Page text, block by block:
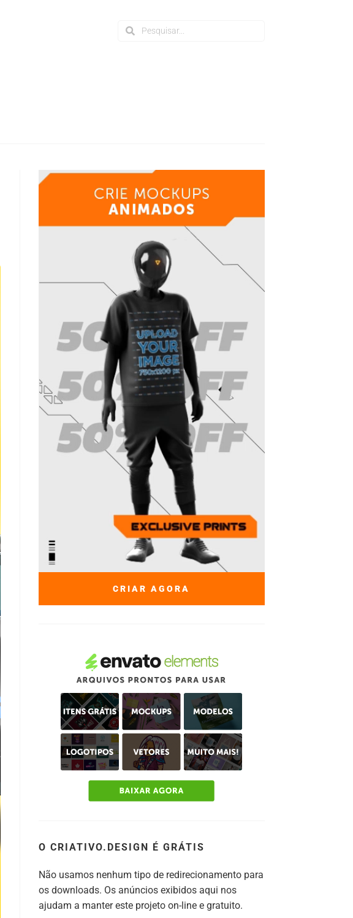
CRIAR AGORA
O CRIATIVO.DESIGN É GRÁTIS
Não usamos nenhum tipo de redirecionamento para
os downloads. Os anúncios exibidos aqui nos
ajudam a manter este projeto on-line e gratuito.